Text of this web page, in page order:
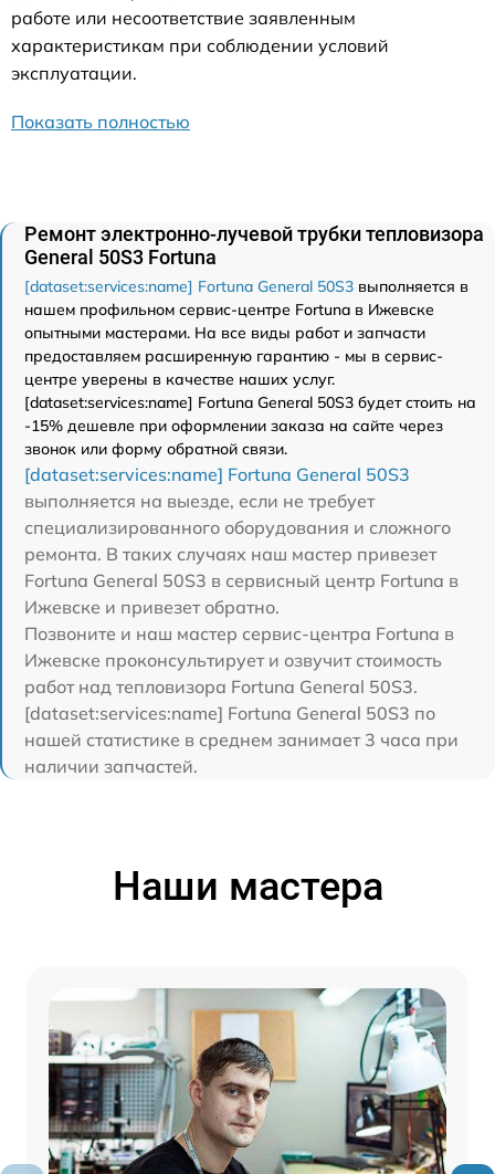
работе или несоответствие заявленным
характеристикам при соблюдении условий
эксплуатации.
Показать полностью
Ремонт электронно-лучевой трубки тепловизора
General 50S3 Fortuna
[dataset:services:name] Fortuna General 50S3 выполняется в
нашем профильном сервис-центре Fortuna в Ижевске
опытными мастерами. На все виды работ и запчасти
предоставляем расширенную гарантию - мы в сервис-
центре уверены в качестве наших услуг.
[dataset:services:name] Fortuna General 50S3 будет стоить на
-15% дешевле при оформлении заказа на сайте через
звонок или форму обратной связи.
[dataset:services:name] Fortuna General 50S3
выполняется на выезде, если не требует
специализированного оборудования и сложного
ремонта. В таких случаях наш мастер привезет
Fortuna General 50S3 в сервисный центр Fortuna в
Ижевске и привезет обратно.
Позвоните и наш мастер сервис-центра Fortuna в
Ижевске проконсультирует и озвучит стоимость
работ над тепловизора Fortuna General 50S3.
[dataset:services:name] Fortuna General 50S3 по
нашей статистике в среднем занимает 3 часа при
наличии запчастей.
Наши мастера